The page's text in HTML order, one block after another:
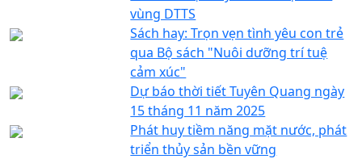
vùng DTTS
Sách hay: Trọn vẹn tình yêu con trẻ
qua Bộ sách "Nuôi dưỡng trí tuệ
cảm xúc"
Dự báo thời tiết Tuyên Quang ngày
15 tháng 11 năm 2025
Phát huy tiềm năng mặt nước, phát
triển thủy sản bền vững